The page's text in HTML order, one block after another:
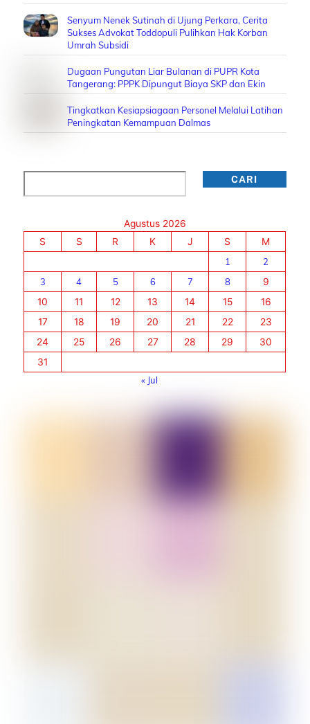
Senyum Nenek Sutinah di Ujung Perkara, Cerita
Sukses Advokat Toddopuli Pulihkan Hak Korban
Umrah Subsidi
Dugaan Pungutan Liar Bulanan di PUPR Kota
Tangerang: PPPK Dipungut Biaya SKP dan Ekin
Tingkatkan Kesiapsiagaan Personel Melalui Latihan
Peningkatan Kemampuan Dalmas
CARI
Agustus 2026
S
S R K J S
M
1
2
3
4 5 6 7 8
9
10
11 12 13 14 15
16
17
18 19 20 21 22
23
24
25 26 27 28 29
30
31
« Jul